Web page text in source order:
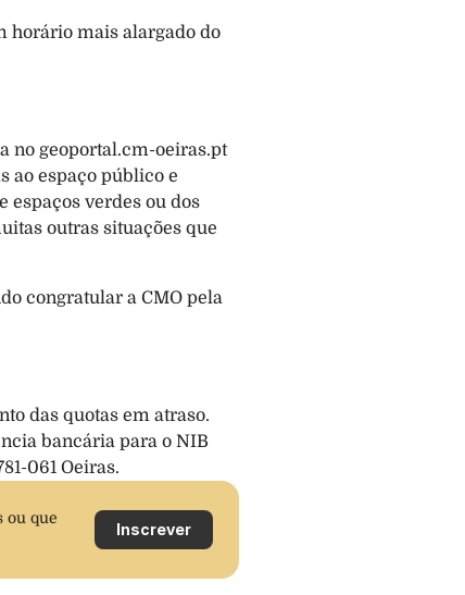
horário mais alargado do
no geoportal.cm-oeiras.pt
ao espaço público e
verdes ou dos
outras situações que
congratular a CMO pela
das quotas em atraso.
bancária para o NIB
061 Oeiras.
ou que
Inscrever